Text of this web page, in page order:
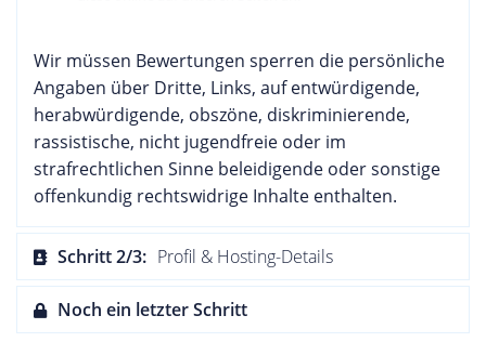
Wir müssen Bewertungen sperren die persönliche
Angaben über Dritte, Links, auf entwürdigende,
herabwürdigende, obszöne, diskriminierende,
rassistische, nicht jugendfreie oder im
strafrechtlichen Sinne beleidigende oder sonstige
offenkundig rechtswidrige Inhalte enthalten.
Schritt 2/3: Profil & Hosting-Details
Noch ein letzter Schritt